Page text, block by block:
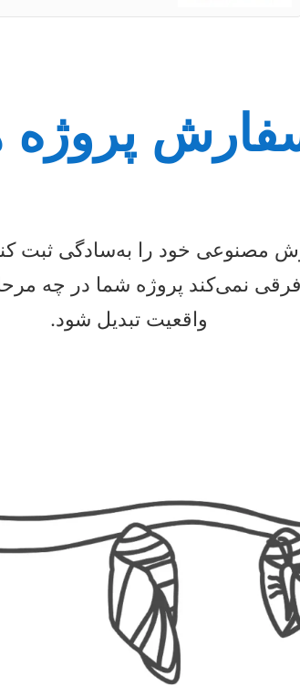
مصنوعی خود را به‌سادگی ثبت
نمی‌کند پروژه شما در چه
واقعیت تبدیل شود.